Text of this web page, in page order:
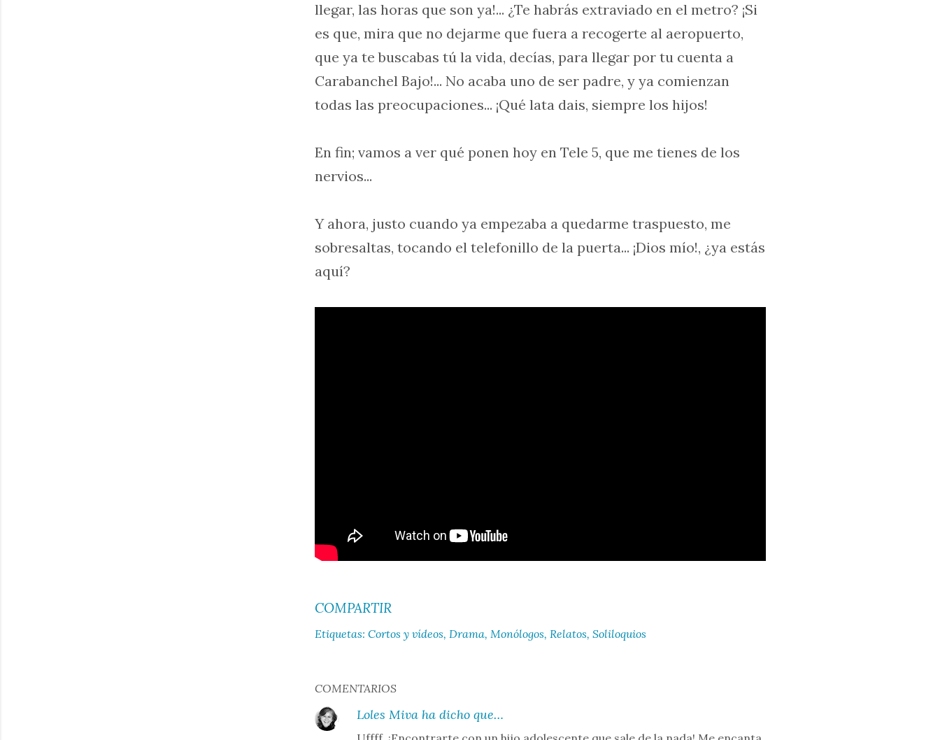
llegar, las horas que son ya!... ¿Te habrás extraviado en el metro? ¡Si
es que, mira que no dejarme que fuera a recogerte al aeropuerto,
que ya te buscabas tú la vida, decías, para llegar por tu cuenta a
Carabanchel Bajo!... No acaba uno de ser padre, y ya comienzan
todas las preocupaciones... ¡Qué lata dais, siempre los hijos!
En fin; vamos a ver qué ponen hoy en Tele 5, que me tienes de los
nervios...
Y ahora, justo cuando ya empezaba a quedarme traspuesto, me
sobresaltas, tocando el telefonillo de la puerta... ¡Dios mío!, ¿ya estás
aquí?
COMPARTIR
Etiquetas: Cortos y vídeos Drama Monólogos Relatos Soliloquios
COMENTARIOS
Loles Mivaha dicho que…